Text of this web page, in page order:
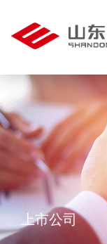
上市公司